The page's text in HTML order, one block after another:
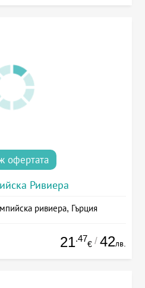
офертата
Ривиера
ривиера, Гърция
21.47
€ / 42лв.